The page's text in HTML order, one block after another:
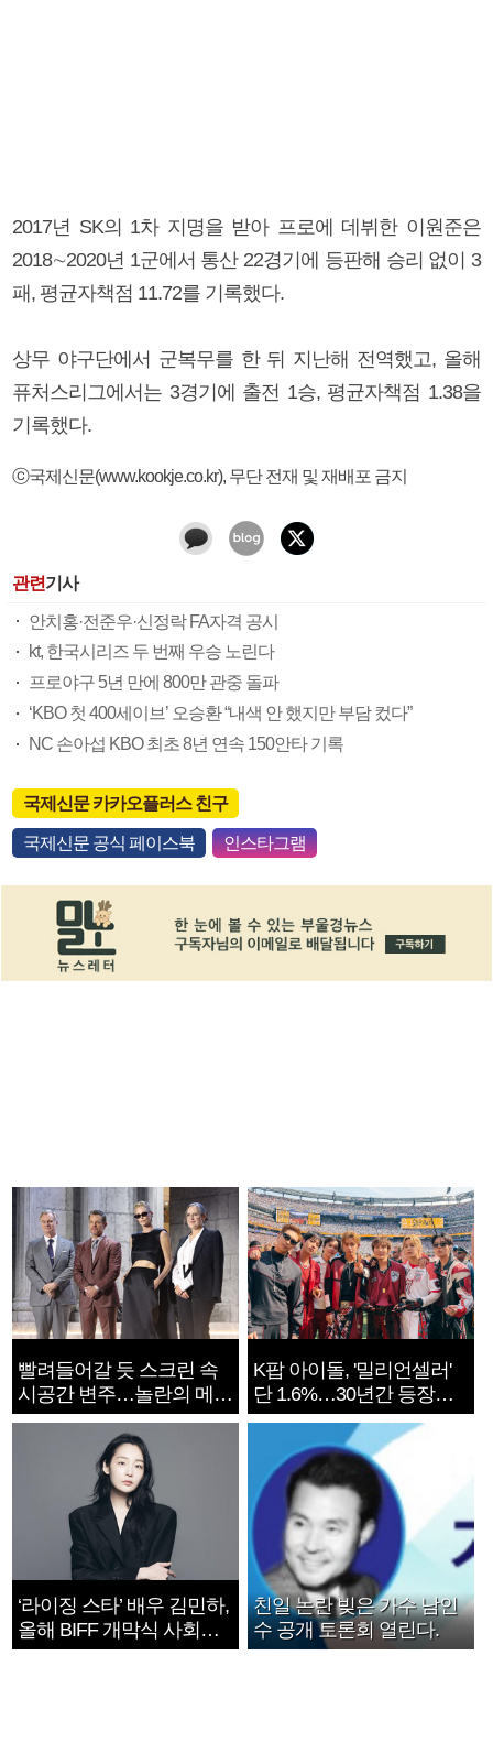
2017년 SK의 1차 지명을 받아 프로에 데뷔한 이원준은
2018∼2020년 1군에서 통산 22경기에 등판해 승리 없이 3
패, 평균자책점 11.72를 기록했다.
상무 야구단에서 군복무를 한 뒤 지난해 전역했고, 올해
퓨처스리그에서는 3경기에 출전 1승, 평균자책점 1.38을
기록했다.
ⓒ국제신문(www.kookje.co.kr), 무단 전재 및 재배포 금지
관련기사
안치홍·전준우·신정락 FA자격 공시
kt, 한국시리즈 두 번째 우승 노린다
프로야구 5년 만에 800만 관중 돌파
‘KBO 첫 400세이브’ 오승환 “내색 안 했지만 부담 컸다”
NC 손아섭 KBO 최초 8년 연속 150안타 기록
국제신문 카카오플러스 친구
국제신문 공식 페이스북 인스타그램
빨려들어갈 듯 스크린 속
시공간 변주…놀란의 메시
지는 ‘전쟁 속죄’
K팝 아이돌, '밀리언셀러'
단 1.6%…30년간 등장
1182개팀 전수조사
‘라이징 스타’ 배우 김민하,
올해 BIFF 개막식 사회자
확정
친일 논란 빚은 가수 남인
수 공개 토론회 열린다.